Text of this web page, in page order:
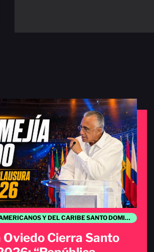
JUEGOS CENTROAMERICANOS Y DEL CARIBE SANTO DOMINGO 2026
Oviedo Cierra Santo